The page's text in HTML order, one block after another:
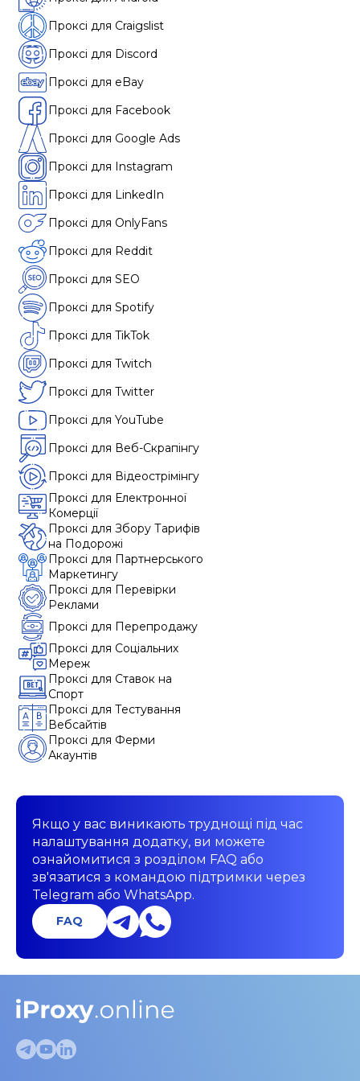
Проксі для Craigslist
Проксі для Discord
Проксі для eBay
Проксі для Facebook
Проксі для Google Ads
Проксі для Instagram
Проксі для LinkedIn
Проксі для OnlyFans
Проксі для Reddit
Проксі для SEO
Проксі для Spotify
Проксі для TikTok
Проксі для Twitch
Проксі для Twitter
Проксі для YouTube
Проксі для Веб-Скрапінгу
Проксі для Відеострімінгу
Проксі для Електронної
Комерції
Проксі для Збору Тарифів
на Подорожі
Проксі для Партнерського
Маркетингу
Проксі для Перевірки
Реклами
Проксі для Перепродажу
Проксі для Соціальних
Мереж
Проксі для Ставок на
Спорт
Проксі для Тестування
Вебсайтів
Проксі для Ферми
Акаунтів
Якщо у вас виникають труднощі під час
налаштування додатку, ви можете
ознайомитися з розділом FAQ або
зв'язатися з командою підтримки через
Telegram або WhatsApp.
FAQ